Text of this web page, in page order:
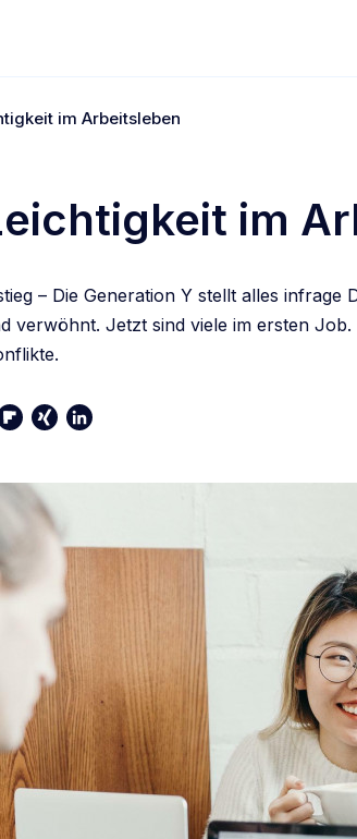
im Arbeitsleben
im
– Die Generation Y stellt alles infrage
verwöhnt. Jetzt sind viele im ersten
XINGLinkedIn